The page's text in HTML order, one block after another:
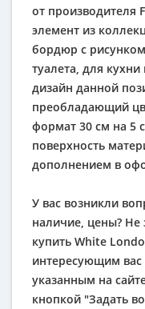
от производителя
элемент из
бордюр с
туалета, для
дизайн данной
преобладающий
формат 30 см на 5
поверхность
дополнением в
У вас возникли
наличие, цены? Не
купить White
интересующим
указанным на
кнопкой "Задать